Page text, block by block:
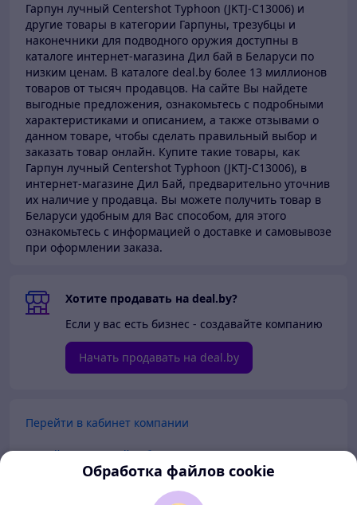
Гарпун лучный Centershot Typhoon (JKTJ-C13006) и
другие товары в категории Гарпуны, трезубцы и
наконечники для подводного оружия доступны в
каталоге интернет-магазина Дил бай в Беларуси по
низким ценам. В каталоге deal.by более 13 миллионов
товаров от тысяч продавцов. На сайте Вы найдете
выгодные предложения, ознакомьтесь с подробными
характеристиками и описанием, а также отзывами о
данном товаре, чтобы сделать правильный выбор и
заказать товар онлайн. Купите такие товары, как
Гарпун лучный Centershot Typhoon (JKTJ-C13006), в
интернет-магазине Дил Бай, предварительно уточнив
их наличие у продавца. Вы можете получить товар в
Беларуси удобным для Вас способом, для этого
ознакомьтесь с информацией о доставке и самовывозе
при оформлении заказа.
Хотите продавать на deal.by?
Если у вас есть бизнес - создавайте компанию
Начать продавать на deal.by
Перейти в кабинет компании
Перейти в личный кабинет
Обработка файлов cookie